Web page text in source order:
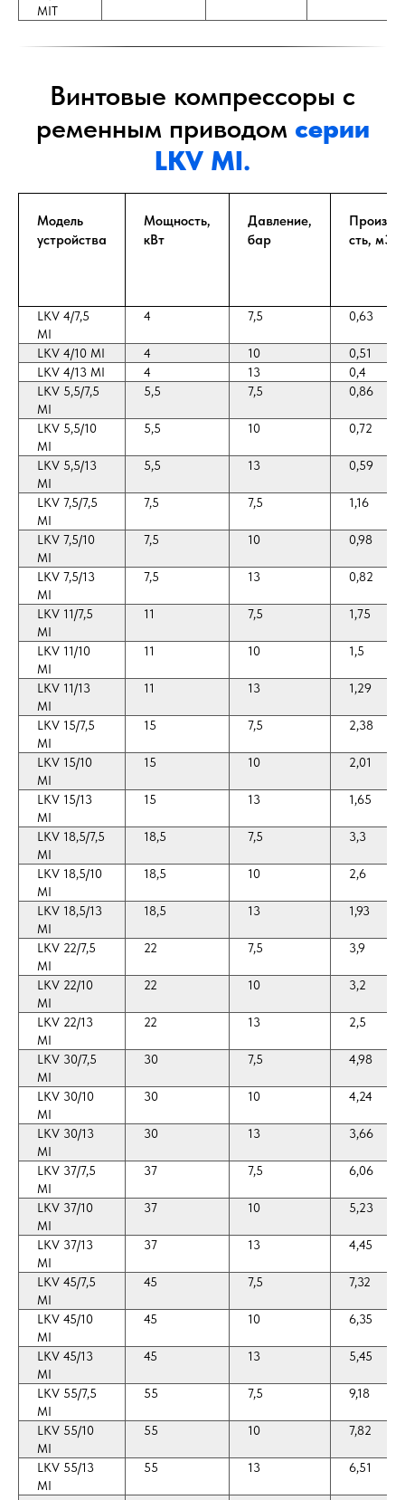
MIT
Винтовые компрессоры с
ременным приводом серии
LKV MI.
Модель
устройства
Мощность,
кВт
Давление,
бар
сть, м3/
LKV 4/7,5
MI
4 7,5 0,63
LKV 4/10 MI 4 10
0,51
LKV 4/13 MI
4 13
0,4
LKV 5,5/7,5
MI
5,5 7,5 0,86
LKV 5,5/10
MI
5,5 10 0,72
LKV 5,5/13
MI
5,5 13 0,59
LKV 7,5/7,5
MI
7,5 7,5 1,16
LKV 7,5/10
MI
7,5 10 0,98
LKV 7,5/13
MI
7,5 13 0,82
LKV 11/7,5
MI
11 7,5 1,75
LKV 11/10
MI
11 10 1,5
LKV 11/13
MI
11 13 1,29
LKV 15/7,5
MI
15 7,5 2,38
LKV 15/10
MI
15 10 2,01
LKV 15/13
MI
15 13 1,65
LKV 18,5/7,5
MI
18,5 7,5 3,3
LKV 18,5/10
MI
18,5 10 2,6
LKV 18,5/13
MI
18,5 13 1,93
LKV 22/7,5
MI
22 7,5 3,9
LKV 22/10
MI
22 10 3,2
LKV 22/13
MI
22 13 2,5
LKV 30/7,5
MI
30 7,5 4,98
LKV 30/10
MI
30 10 4,24
LKV 30/13
MI
30 13 3,66
LKV 37/7,5
MI
37 7,5 6,06
LKV 37/10
MI
37 10 5,23
LKV 37/13
MI
37 13 4,45
LKV 45/7,5
MI
45 7,5 7,32
LKV 45/10
MI
45 10 6,35
LKV 45/13
MI
45 13 5,45
LKV 55/7,5
MI
55 7,5 9,18
LKV 55/10
MI
55 10 7,82
LKV 55/13
MI
55 13 6,51